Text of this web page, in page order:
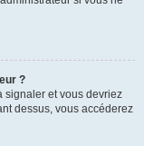
?
signaler et vous devriez
dessus, vous accéderez